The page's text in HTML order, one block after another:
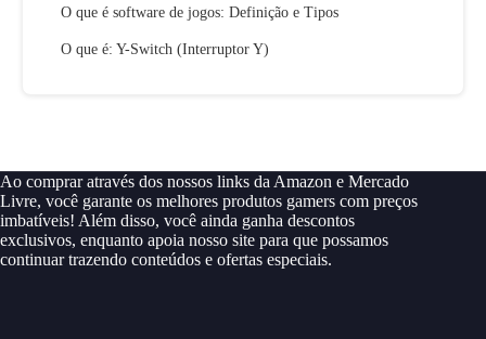
O que é software de jogos: Definição e Tipos
O que é: Y-Switch (Interruptor Y)
Ao comprar através dos nossos links da Amazon e Mercado
Livre, você garante os melhores produtos gamers com preços
imbatíveis! Além disso, você ainda ganha descontos
exclusivos, enquanto apoia nosso site para que possamos
continuar trazendo conteúdos e ofertas especiais.